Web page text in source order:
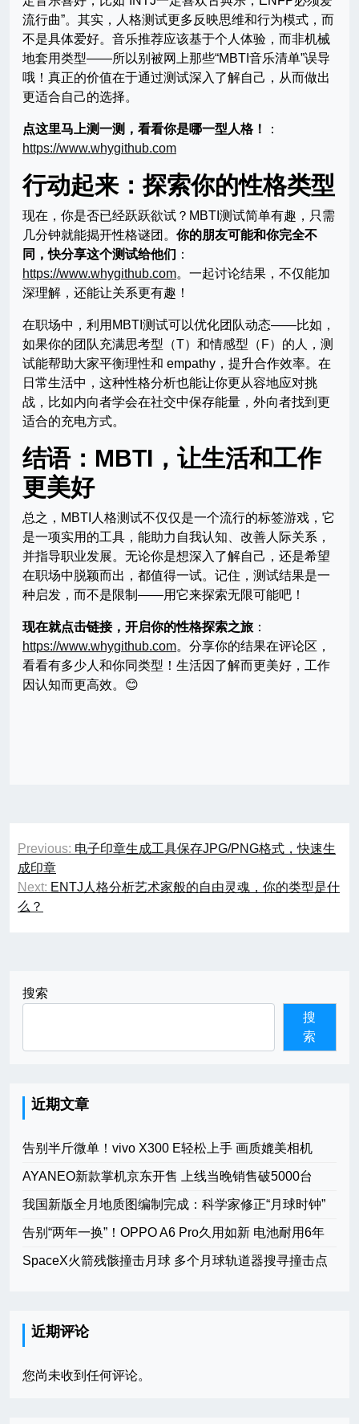
流行曲”。其实，人格测试更多反映思维和行为模式，而
不是具体爱好。音乐推荐应该基于个人体验，而非机械
地套用类型——所以别被网上那些“MBTI音乐清单”误导
哦！真正的价值在于通过测试深入了解自己，从而做出
更适合自己的选择。
点这里马上测一测，看看你是哪一型人格！
：
https://www.whygithub.com
行动起来：探索你的性格类型
现在，你是否已经跃跃欲试？MBTI测试简单有趣，只需
几分钟就能揭开性格谜团。 你的朋友可能和你完全不
同，快分享这个测试给他们 ：
https://www.whygithub.com。一起讨论结果，不仅能加
深理解，还能让关系更有趣！
在职场中，利用MBTI测试可以优化团队动态——比如，
如果你的团队充满思考型（T）和情感型（F）的人，测
试能帮助大家平衡理性和 empathy，提升合作效率。在
日常生活中，这种性格分析也能让你更从容地应对挑
战，比如内向者学会在社交中保存能量，外向者找到更
适合的充电方式。
结语：MBTI，让生活和工作
更美好
总之，MBTI人格测试不仅仅是一个流行的标签游戏，它
是一项实用的工具，能助力自我认知、改善人际关系，
并指导职业发展。无论你是想深入了解自己，还是希望
在职场中脱颖而出，都值得一试。记住，测试结果是一
种启发，而不是限制——用它来探索无限可能吧！
现在就点击链接，开启你的性格探索之旅 ：
https://www.whygithub.com。分享你的结果在评论区，
看看有多少人和你同类型！生活因了解而更美好，工作
因认知而更高效。😊
文
章
导
Previous: 电子印章生成工具保存JPG/PNG格式，快速生
成印章
Next: ENTJ人格分析艺术家般的自由灵魂，你的类型是什
么？
搜索
搜
索
近期文章
告别半斤微单！vivo X300 E轻松上手 画质媲美相机
AYANEO新款掌机京东开售 上线当晚销售破5000台
我国新版全月地质图编制完成：科学家修正“月球时钟”
告别“两年一换”！OPPO A6 Pro久用如新 电池耐用6年
SpaceX火箭残骸撞击月球 多个月球轨道器搜寻撞击点
近期评论
您尚未收到任何评论。